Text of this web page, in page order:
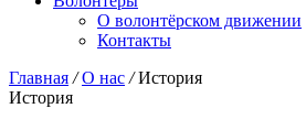
О волонтёрском движении
Контакты
Главная / О нас /История
История